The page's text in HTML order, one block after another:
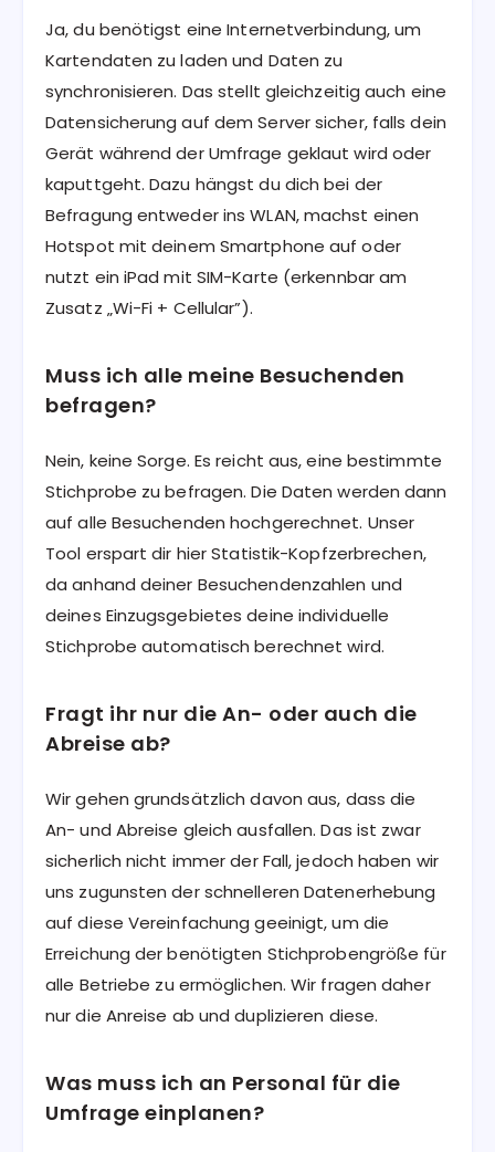
Ja, du benötigst eine Internetverbindung, um
Kartendaten zu laden und Daten zu
synchronisieren. Das stellt gleichzeitig auch eine
Datensicherung auf dem Server sicher, falls dein
Gerät während der Umfrage geklaut wird oder
kaputtgeht. Dazu hängst du dich bei der
Befragung entweder ins WLAN, machst einen
Hotspot mit deinem Smartphone auf oder
nutzt ein iPad mit SIM-Karte (erkennbar am
Zusatz „Wi-Fi + Cellular”).
Muss ich alle meine Besuchenden
befragen?
Nein, keine Sorge. Es reicht aus, eine bestimmte
Stichprobe zu befragen. Die Daten werden dann
auf alle Besuchenden hochgerechnet. Unser
Tool erspart dir hier Statistik-Kopfzerbrechen,
da anhand deiner Besuchendenzahlen und
deines Einzugsgebietes deine individuelle
Stichprobe automatisch berechnet wird.
Fragt ihr nur die An- oder auch die
Abreise ab?
Wir gehen grundsätzlich davon aus, dass die
An- und Abreise gleich ausfallen. Das ist zwar
sicherlich nicht immer der Fall, jedoch haben wir
uns zugunsten der schnelleren Datenerhebung
auf diese Vereinfachung geeinigt, um die
Erreichung der benötigten Stichprobengröße für
alle Betriebe zu ermöglichen. Wir fragen daher
nur die Anreise ab und duplizieren diese.
Was muss ich an Personal für die
Umfrage einplanen?